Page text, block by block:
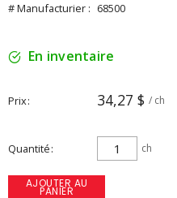
# Manufacturier : 68500
En inventaire
Prix 34,27 $ / ch
Quantité ch
AJOUTER AU
PANIER